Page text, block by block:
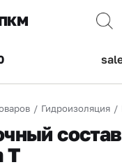
/ Гидроизоляция /
состав
T